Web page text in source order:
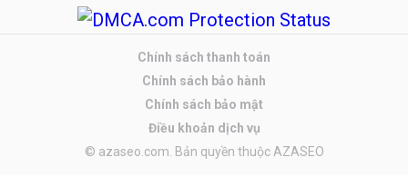
© azaseo.com. Bản quyền thuộc AZASEO
Chính sách thanh toán
Chính sách bảo hành
Chính sách bảo mật
Điều khoản dịch vụ